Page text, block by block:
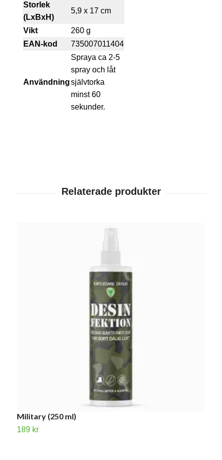
Storlek
(LxBxH)
5,9 x 17 cm
Vikt
260 g
EAN-kod
735007011404
Användning
Spraya ca 2-5
spray och låt
självtorka
minst 60
sekunder.
Military (250 ml)
189 kr